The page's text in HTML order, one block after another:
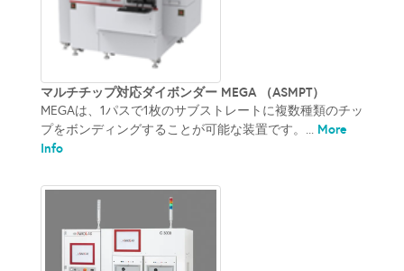
マルチチップ対応ダイボンダー MEGA （ASMPT）
MEGAは、1パスで1枚のサブストレートに複数種類のチッ
プをボンディングすることが可能な装置です。... More
Info